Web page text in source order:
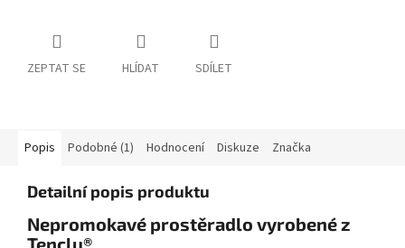
ZEPTAT SE HLÍDAT SDÍLET
Popis Podobné (1) Hodnocení Diskuze Značka
Detailní popis produktu
Nepromokavé prostěradlo vyrobené z
Tenclu®